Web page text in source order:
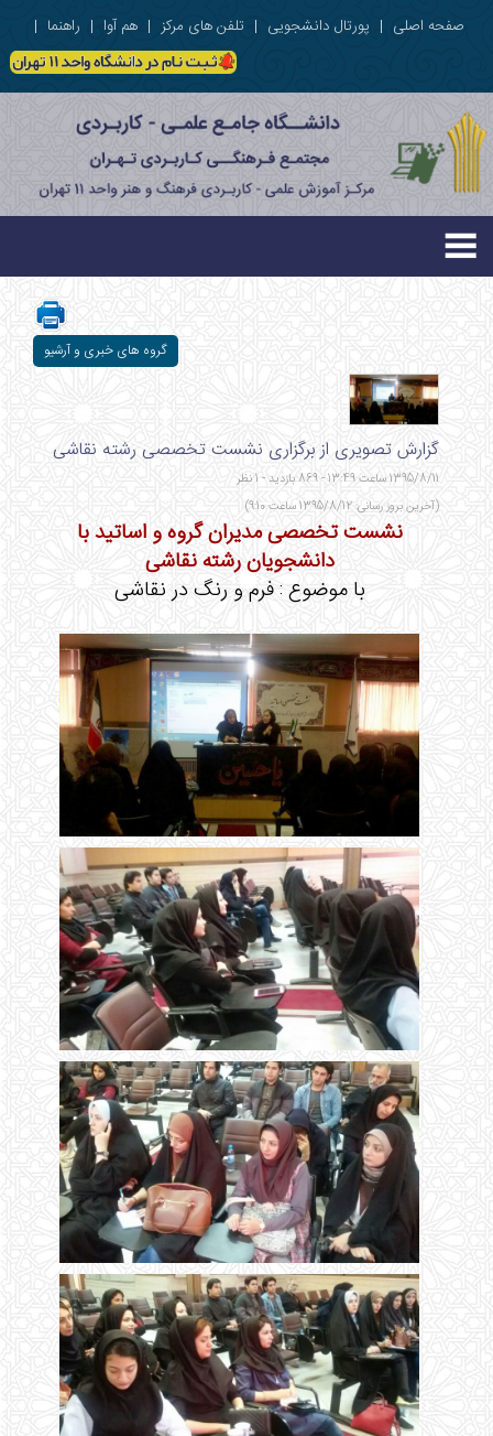
صفحه اصلی | پورتال دانشجویی | تلفن های مرکز | هم آوا | راهنما |
گروه های خبری و آرشیو
گزارش تصویری از برگزاری نشست تخصصی رشته نقاشی
1395/8/11 ساعت 13:49 - 869 بازدید - 1 نظر
(آخرین بروز رسانی: 1395/8/12 ساعت 9:10)
نشست تخصصی مدیران گروه و اساتید با
دانشجویان رشته نقاشی
با موضوع : فرم و رنگ در نقاشی